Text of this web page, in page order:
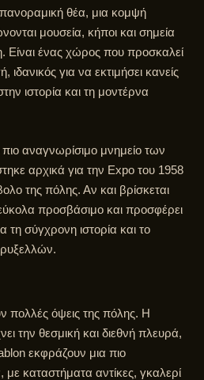
θέα, μια κομψή
μουσεία, κήποι και σημεία
ένας χώρος που προσκαλεί
για να εκτιμήσει κανείς
ιστορία και τη μοντέρνα
αναγνωρίσιμο μνημείο των
αρχικά για την Expo του 1958
της πόλης. Αν και βρίσκεται
προσβάσιμο και προσφέρει
τη σύγχρονη ιστορία και το
πολλές όψεις της πόλης. Η
την θεσμική και διεθνή πλευρά,
εκφράζουν μια πιο
καταστήματα αντίκες, γκαλερί